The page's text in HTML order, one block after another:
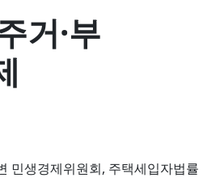
거·부
민생경제위원회, 주택세입자법률